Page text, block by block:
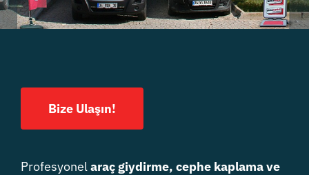
Bize Ulaşın!
Profesyonelaraç giydirme, cephe kaplama ve